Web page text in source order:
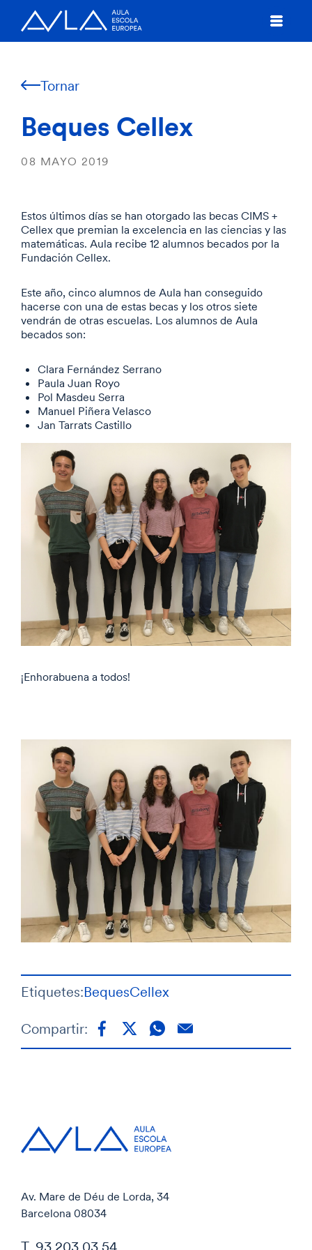
Tornar
Beques Cellex
08 MAYO 2019
Estos últimos días se han otorgado las becas CIMS +
Cellex que premian la excelencia en las ciencias y las
matemáticas. Aula recibe 12 alumnos becados por la
Fundación Cellex.
Este año, cinco alumnos de Aula han conseguido
hacerse con una de estas becas y los otros siete
vendrán de otras escuelas. Los alumnos de Aula
becados son:
Clara Fernández Serrano
Paula Juan Royo
Pol Masdeu Serra
Manuel Piñera Velasco
Jan Tarrats Castillo
¡Enhorabuena a todos!
Etiquetes:BequesCellex
Compartir:
Av. Mare de Déu de Lorda, 34
Barcelona 08034
T. 93 203 03 54